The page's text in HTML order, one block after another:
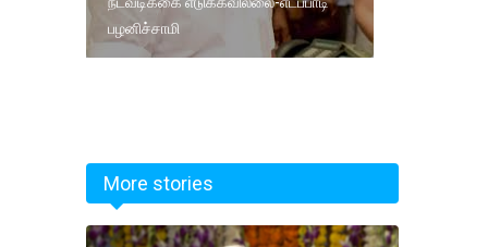
பழனிச்சாமி
More stories